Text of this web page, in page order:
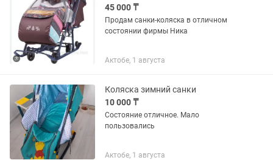
45 000 ₸
Продам санки-коляска в отличном
состоянии фирмы Ника
Актобе, 1 августа
Коляска зимний санки
10 000 ₸
Состояние отличное. Мало
пользовались
Актобе, 1 августа